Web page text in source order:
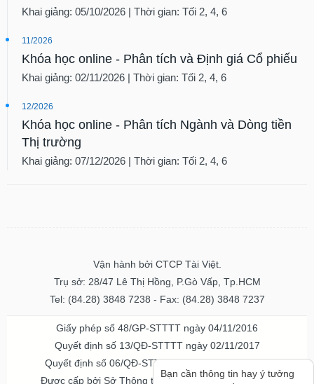
Khai giảng: 05/10/2026 | Thời gian: Tối 2, 4, 6
11/2026
Khóa học online - Phân tích và Định giá Cổ phiếu
Khai giảng: 02/11/2026 | Thời gian: Tối 2, 4, 6
12/2026
Khóa học online - Phân tích Ngành và Dòng tiền
Thị trường
Khai giảng: 07/12/2026 | Thời gian: Tối 2, 4, 6
Vận hành bởi CTCP Tài Việt.
Trụ sở: 28/47 Lê Thị Hồng, P.Gò Vấp, Tp.HCM
Tel: (84.28) 3848 7238 - Fax: (84.28) 3848 7237
Giấy phép số 48/GP-STTTT ngày 04/11/2016
Quyết định số 13/QĐ-STTTT ngày 02/11/2017
Quyết định số 06/QĐ-STTTT-ICP ngày 20/07/2023
Được cấp bởi Sở Thông tin và Truyền thông TPHCM
Bạn cần thông tin hay ý tưởng